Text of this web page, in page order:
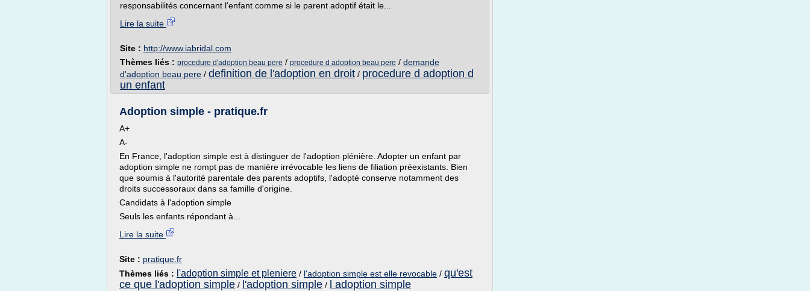
responsabilités concernant l'enfant comme si le parent adoptif était le...
Lire la suite
Site : http://www.iabridal.com
Thèmes liés : procedure d'adoption beau pere / procedure d adoption beau pere / demande
d'adoption beau pere / definition de l'adoption en droit / procedure d adoption d
un enfant
Adoption simple - pratique.fr
A+
A-
En France, l'adoption simple est à distinguer de l'adoption plénière. Adopter un enfant par
adoption simple ne rompt pas de manière irrévocable les liens de filiation préexistants. Bien
que soumis à l'autorité parentale des parents adoptifs, l'adopté conserve notamment des
droits successoraux dans sa famille d'origine.
Candidats à l'adoption simple
Seuls les enfants répondant à...
Lire la suite
Site : pratique.fr
Thèmes liés : l'adoption simple et pleniere / l'adoption simple est elle revocable / qu'est
ce que l'adoption simple / l'adoption simple / l adoption simple